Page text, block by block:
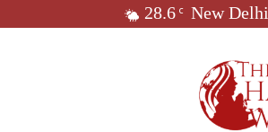
28.6 C New Delhi
World